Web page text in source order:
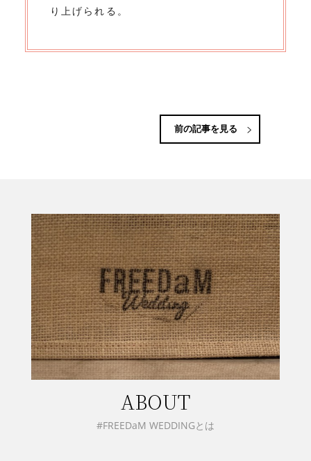
り上げられる。
前の記事を見る
ABOUT
#FREEDaM WEDDINGとは